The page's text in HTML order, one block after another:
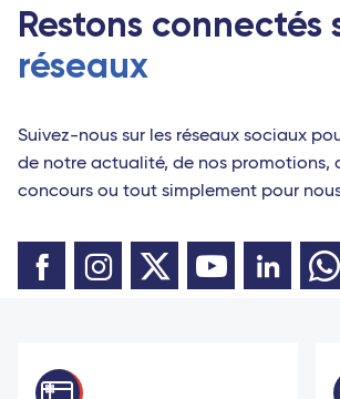
Restons connectés
réseaux
Suivez-nous sur les réseaux sociaux
de notre actualité, de nos promotions,
concours ou tout simplement pour